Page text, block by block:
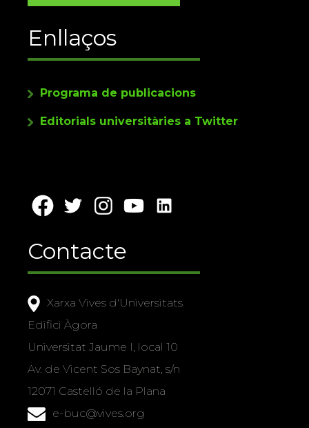
Enllaços
Programa de publicacions
Editorials universitàries a Twitter
Contacte
Xarxa Vives d'Universitats
Edifici Àgora
Universitat Jaume I, local 10
Av. de Vicent Sos Baynat, s/n
12071 Castelló de la Plana
e-buc@vives.org